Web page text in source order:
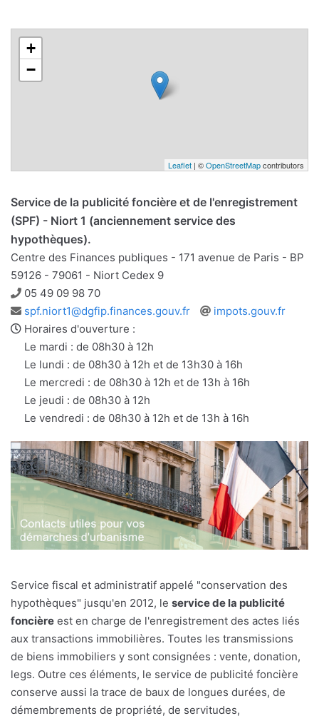
+
−
Leaflet | ©OpenStreetMapcontributors
Service de la publicité foncière et de l'enregistrement
(SPF) - Niort 1 (anciennement service des
hypothèques).
Centre des Finances publiques - 171 avenue de Paris - BP
59126 - 79061 - Niort Cedex 9
Téléphone
05 49 09 98 70
Adresse
e-
mail
spf.niort1@dgfip.finances.gouv.fr
Site
impots.gouv.fr
Horaires d'ouverture :
Le mardi : de 08h30 à 12h
Le lundi : de 08h30 à 12h et de 13h30 à 16h
Le mercredi : de 08h30 à 12h et de 13h à 16h
Le jeudi : de 08h30 à 12h
Le vendredi : de 08h30 à 12h et de 13h à 16h
Service fiscal et administratif appelé "conservation des
hypothèques" jusqu'en 2012, le service de la publicité
foncière est en charge de l'enregistrement des actes liés
aux transactions immobilières. Toutes les transmissions
de biens immobiliers y sont consignées : vente, donation,
legs. Outre ces éléments, le service de publicité foncière
conserve aussi la trace de baux de longues durées, de
démembrements de propriété, de servitudes,